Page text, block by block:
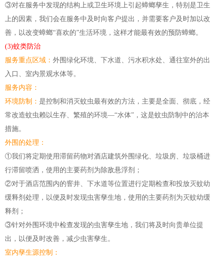
③对在服务中发现的结构上或卫生环境上引起蟑螂孳生，特别是卫生
上的因素，我们会在服务中及时向客户提出，并需要客户及时加以改
善，以改变蟑螂“喜欢的”生活环境，这样才能最有效的预防蟑螂。
(3)蚊类防治
服务重点区域： 外围绿化环境、下水道、污水积水处、通往室外的出
入口、室内景观水体等。
服务内容：
环境防制 ： 是控制 和消灭蚊虫最有效的方法，主要是全面、彻底，经
常改造蚊虫赖以生存、繁殖的环境—“水体”，这是蚊虫防制 中的治本
措施。
外围的处理：
①我们将定期使用滞留药物对酒店建筑外围绿化、垃圾房、垃圾桶进
行滞留喷洒，使用的主要药剂为除敌悬浮剂；
②对于酒店范围内的窨井、下水道等位置进行定期检查和投放灭蚊幼
缓释剂处理，以便及时发现虫害孳生地，使用的主要药剂为灭蚊幼缓
释剂；
③针对外围环境中检查发现的虫害孳生地，我们将及时向贵单位提
出，以便及时改善，减少虫害孳生。
室内孳生源控制 ：